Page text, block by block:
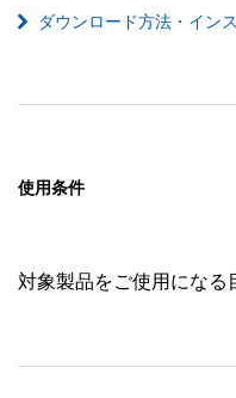
ダウンロード方法・イン
使用条件
対象製品をご使用になる